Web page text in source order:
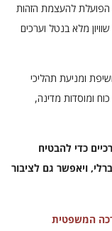
להעצמת הזהות
מלא בנטל וערכים
ומניעת תהליכי
ומוסדות מדינה,
כדי להבטיח
ויאפשר גם לציבור
המשפטית